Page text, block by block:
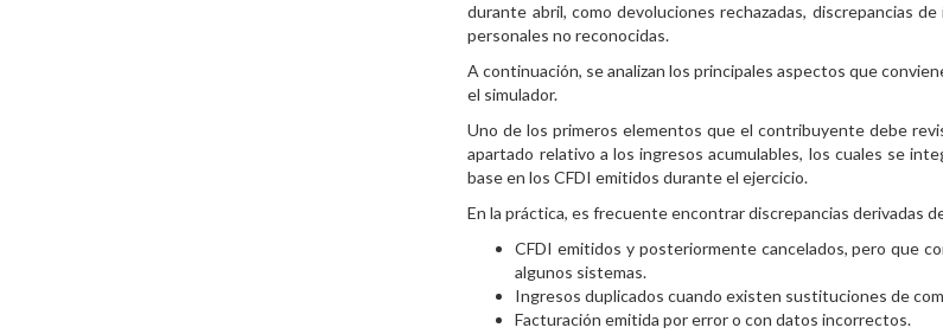
durante abril, como devoluciones rechazadas, discrepancias
personales no reconocidas.
A continuación, se analizan los principales aspectos que
el simulador.
Uno de los primeros elementos que el contribuyente debe
apartado relativo a los ingresos acumulables, los cuales se
base en los CFDI emitidos durante el ejercicio.
En la práctica, es frecuente encontrar discrepancias derivadas
CFDI emitidos y posteriormente cancelados, pero que
algunos sistemas.
Ingresos duplicados cuando existen sustituciones de
Facturación emitida por error o con datos incorrectos.